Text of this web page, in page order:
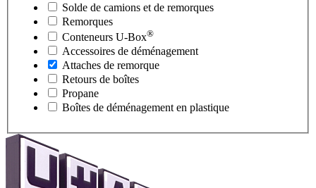
Solde de camions et de remorques
Remorques
Conteneurs U-Box®
Accessoires de déménagement
Attaches de remorque
Retours de boîtes
Propane
Boîtes de déménagement en plastique